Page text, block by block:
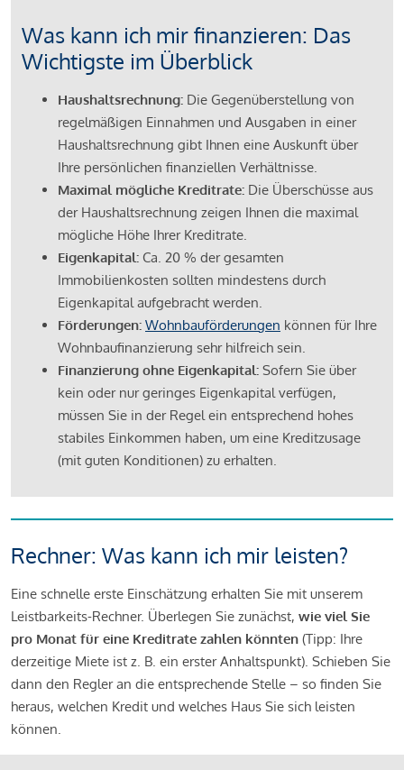
Was kann ich mir finanzieren: Das
Wichtigste im Überblick
Haushaltsrechnung: Die Gegenüberstellung von
regelmäßigen Einnahmen und Ausgaben in einer
Haushaltsrechnung gibt Ihnen eine Auskunft über
Ihre persönlichen finanziellen Verhältnisse.
Maximal mögliche Kreditrate: Die Überschüsse aus
der Haushaltsrechnung zeigen Ihnen die maximal
mögliche Höhe Ihrer Kreditrate.
Eigenkapital: Ca. 20 % der gesamten
Immobilienkosten sollten mindestens durch
Eigenkapital aufgebracht werden.
Förderungen: Wohnbauförderungen können für Ihre
Wohnbaufinanzierung sehr hilfreich sein.
Finanzierung ohne Eigenkapital: Sofern Sie über
kein oder nur geringes Eigenkapital verfügen,
müssen Sie in der Regel ein entsprechend hohes
stabiles Einkommen haben, um eine Kreditzusage
(mit guten Konditionen) zu erhalten.
Rechner: Was kann ich mir leisten?
Eine schnelle erste Einschätzung erhalten Sie mit unserem
Leistbarkeits-Rechner. Überlegen Sie zunächst, wie viel Sie
pro Monat für eine Kreditrate zahlen könnten (Tipp: Ihre
derzeitige Miete ist z. B. ein erster Anhaltspunkt). Schieben Sie
dann den Regler an die entsprechende Stelle – so finden Sie
heraus, welchen Kredit und welches Haus Sie sich leisten
können.